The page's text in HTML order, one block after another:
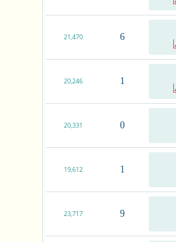
6
21,470
1
20,246
0
20,331
1
19,612
9
23,717